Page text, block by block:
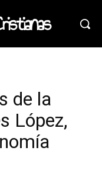
de la
López,